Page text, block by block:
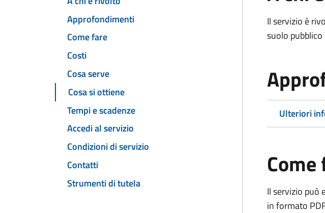
Approfondimenti
Come fare
Costi
Cosa serve
Cosa si ottiene
Tempi e scadenze
Accedi al servizio
Condizioni di servizio
Contatti
Strumenti di tutela
Il servizio è
suolo
Ulteriori
Come
Il servizio può
in formato